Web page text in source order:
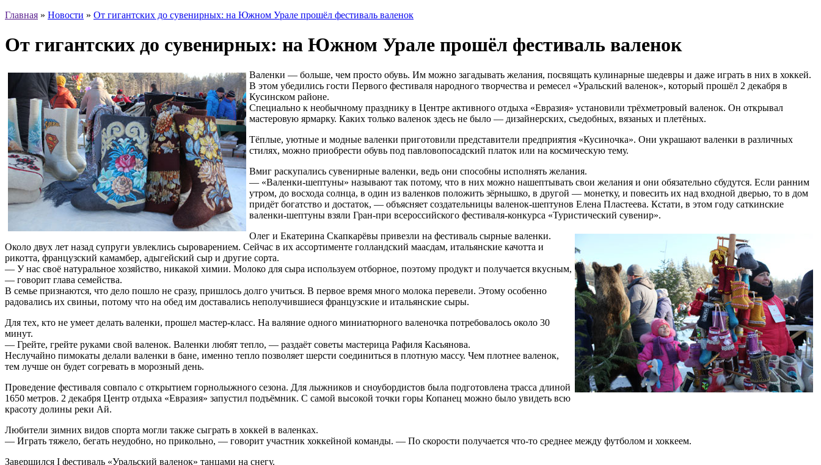
Главная » Новости » От гигантских до сувенирных: на Южном Урале прошёл фестиваль валенок
От гигантских до сувенирных: на Южном Урале прошёл фестиваль валенок
Валенки — больше, чем просто обувь. Им можно загадывать желания, посвящать кулинарные шедевры и даже играть в них в хоккей.
В этом убедились гости Первого фестиваля народного творчества и ремесел «Уральский валенок», который прошёл 2 декабря в
Кусинском районе.
Специально к необычному празднику в Центре активного отдыха «Евразия» установили трёхметровый валенок. Он открывал
мастеровую ярмарку. Каких только валенок здесь не было — дизайнерских, съедобных, вязаных и плетёных.
Тёплые, уютные и модные валенки приготовили представители предприятия «Кусиночка». Они украшают валенки в различных
стилях, можно приобрести обувь под павловопосадский платок или на космическую тему.
Вмиг раскупались сувенирные валенки, ведь они способны исполнять желания.
— «Валенки-шептуны» называют так потому, что в них можно нашептывать свои желания и они обязательно сбудутся. Если ранним
утром, до восхода солнца, в один из валенков положить зёрнышко, в другой — монетку, и повесить их над входной дверью, то в дом
придёт богатство и достаток, — объясняет создательницы валенок-шептунов Елена Пластеева. Кстати, в этом году саткинские
валенки-шептуны взяли Гран-при всероссийского фестиваля-конкурса «Туристический сувенир».
Олег и Екатерина Скапкарёвы привезли на фестиваль сырные валенки.
Около двух лет назад супруги увлеклись сыроварением. Сейчас в их ассортименте голландский маасдам, итальянские качотта и
рикотта, французский камамбер, адыгейский сыр и другие сорта.
— У нас своё натуральное хозяйство, никакой химии. Молоко для сыра используем отборное, поэтому продукт и получается вкусным,
— говорит глава семейства.
В семье признаются, что дело пошло не сразу, пришлось долго учиться. В первое время много молока перевели. Этому особенно
радовались их свиньи, потому что на обед им доставались неполучившиеся французские и итальянские сыры.
Для тех, кто не умеет делать валенки, прошел мастер-класс. На валяние одного миниатюрного валеночка потребовалось около 30
минут.
— Грейте, грейте руками свой валенок. Валенки любят тепло, — раздаёт советы мастерица Рафиля Касьянова.
Неслучайно пимокаты делали валенки в бане, именно тепло позволяет шерсти соединиться в плотную массу. Чем плотнее валенок,
тем лучше он будет согревать в морозный день.
Проведение фестиваля совпало с открытием горнолыжного сезона. Для лыжников и сноубордистов была подготовлена трасса длиной
1650 метров. 2 декабря Центр отдыха «Евразия» запустил подъёмник. С самой высокой точки горы Копанец можно было увидеть всю
красоту долины реки Ай.
Любители зимних видов спорта могли также сыграть в хоккей в валенках.
— Играть тяжело, бегать неудобно, но прикольно, — говорит участник хоккейной команды. — По скорости получается что-то среднее между футболом и хоккеем.
Завершился I фестиваль «Уральский валенок» танцами на снегу.